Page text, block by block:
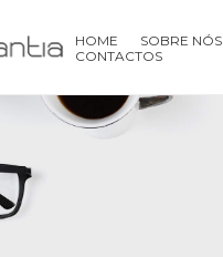
HOME SOBRE NÓS
CONTACTOS